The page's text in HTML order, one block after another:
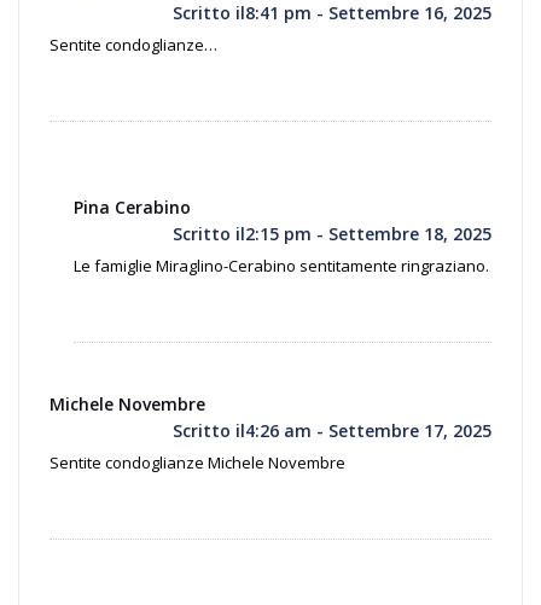
Scritto il8:41 pm - Settembre 16, 2025
Sentite condoglianze…
Pina Cerabino
Scritto il2:15 pm - Settembre 18, 2025
Le famiglie Miraglino-Cerabino sentitamente ringraziano.
Michele Novembre
Scritto il4:26 am - Settembre 17, 2025
Sentite condoglianze Michele Novembre